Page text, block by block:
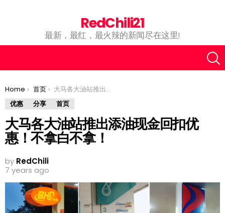
RedChili21
最新，最红，最火辣的新闻尽在这里!
You are here:
Home 首页
大马各大油站推出添油现金回扣优惠！不拿白不拿！
优惠
分享 首页
大马各大油站推出添油现金回扣优
惠！不拿白不拿！
by RedChili
7 years ago